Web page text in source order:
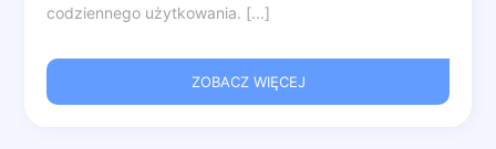
codziennego użytkowania. [...]
ZOBACZ WIĘCEJ